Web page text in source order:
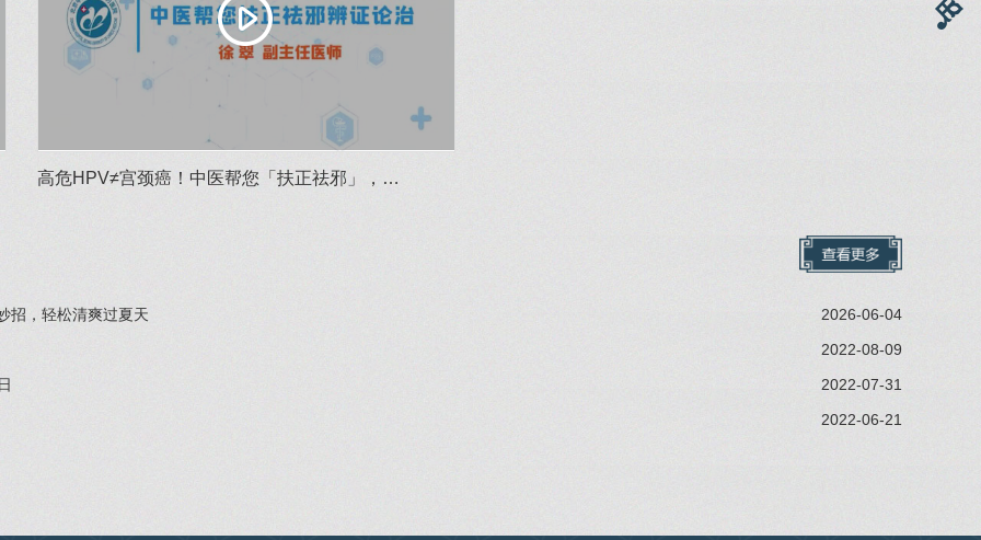
高危HPV≠宫颈癌！中医帮您「扶正祛邪」，…
2026-06-04
招，轻松清爽过夏天
2022-08-09
2022-07-31
2022-06-21